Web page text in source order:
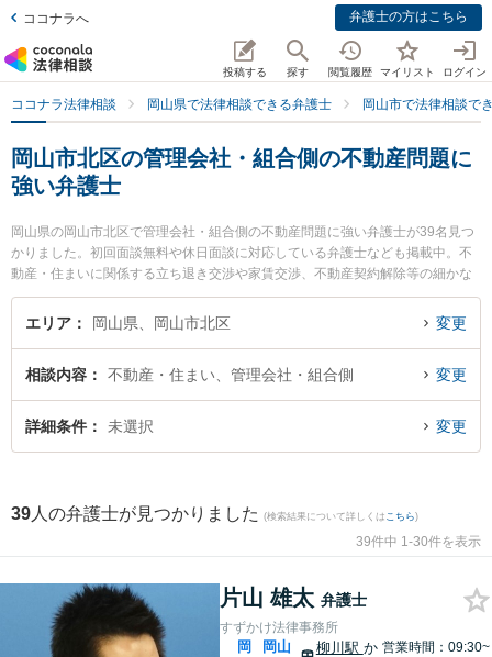
ココナラへ 弁護士の方はこちら
投稿する 探す 閲覧履歴 マイリスト ログイン
ココナラ法律相談 岡山県で法律相談できる弁護士 岡山市で法律相談で
岡山市北区の管理会社・組合側の不動産問題に
強い弁護士
岡山県の岡山市北区で管理会社・組合側の不動産問題に強い弁護士が39名見つ
かりました。初回面談無料や休日面談に対応している弁護士なども掲載中。不
動産・住まいに関係する立ち退き交渉や家賃交渉、不動産契約解除等の細かな
分野での絞り込み検索もでき便利です。特にすずかけ法律事務所の片山 雄太弁
護士や葵綜合法律事務所の吉田 浩晃弁護士、葵綜合法律事務所の新名 信介弁護
ぐに弁護士に相談したい』『管理会社・組合側の不動産問題のトラブル解決の
実績豊富な近くの弁護士を検索したい』『初回相談無料で管理会社・組合側の
不動産問題を法律相談できる岡山市北区内の弁護士に相談予約したい』などで
エリア 岡山県、岡山市北区 変更
相談内容 不動産・住まい、管理会社・組合側 変更
詳細条件 未選択 変更
39 人の弁護士が見つかりました (検索結果について詳しくは こちら)
39件中 1-30件を表示
片山 雄太 弁護士
すずかけ法律事務所
岡
岡山
柳川駅 か 営業時間：09:30~